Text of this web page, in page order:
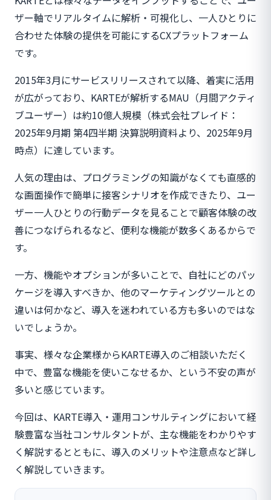
ザー軸でリアルタイムに解析・可視化し、一人ひとりに
合わせた体験の提供を可能にするCXプラットフォーム
です。
2015年3月にサービスリリースされて以降、着実に活用
が広がっており、KARTEが解析するMAU（月間アクティ
ブユーザー）は約10億人規模（株式会社プレイド：
2025年9⽉期 第4四半期 決算説明資料より、2025年9月
時点）に達しています。
人気の理由は、プログラミングの知識がなくても直感的
な画面操作で簡単に接客シナリオを作成できたり、ユー
ザー一人ひとりの行動データを見ることで顧客体験の改
善につなげられるなど、便利な機能が数多くあるからで
す。
一方、機能やオプションが多いことで、自社にどのパッ
ケージを導入すべきか、他のマーケティングツールとの
違いは何かなど、導入を迷われている方も多いのではな
いでしょうか。
事実、様々な企業様からKARTE導入のご相談いただく
中で、豊富な機能を使いこなせるか、という不安の声が
多いと感じています。
今回は、KARTE導入・運用コンサルティングにおいて経
験豊富な当社コンサルタントが、主な機能をわかりやす
く解説するとともに、導入のメリットや注意点など詳し
く解説していきます。